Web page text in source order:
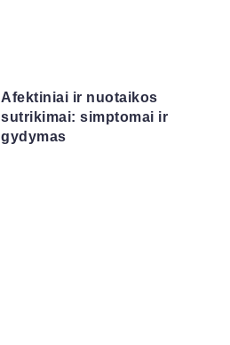
Afektiniai ir nuotaikos
sutrikimai: simptomai ir
gydymas